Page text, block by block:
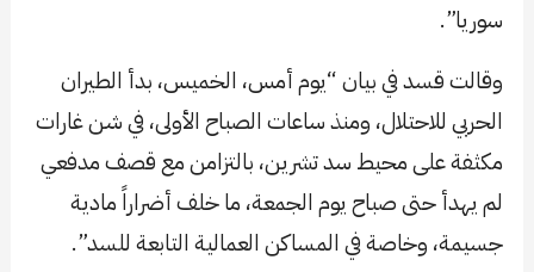
سوريا”.
وقالت قسد في بيان “يوم أمس، الخميس، بدأ الطيران
الحربي للاحتلال، ومنذ ساعات الصباح الأولى، في شن غارات
مكثفة على محيط سد تشرين، بالتزامن مع قصف مدفعي
لم يهدأ حتى صباح يوم الجمعة، ما خلف أضراراً مادية
جسيمة، وخاصة في المساكن العمالية التابعة للسد”.